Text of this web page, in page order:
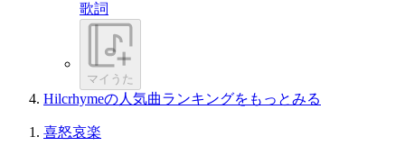
歌詞
マイうた
Hilcrhymeの人気曲ランキングをもっとみる
喜怒哀楽